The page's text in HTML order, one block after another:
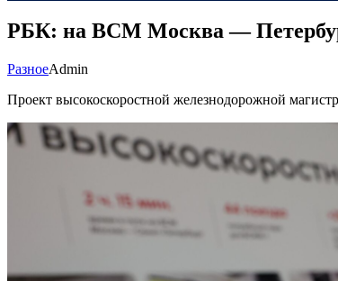
РБК: на ВСМ Москва —
РазноеAdmin
Проект высокоскоростной железнодорожной